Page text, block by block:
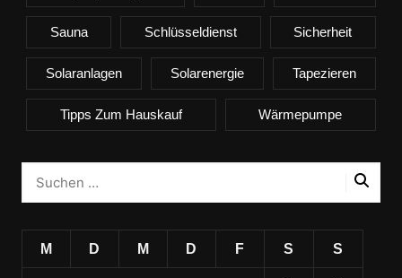
Sauna Schlüsseldienst Sicherheit
Solaranlagen Solarenergie Tapezieren
Tipps Zum Hauskauf Wärmepumpe
M D M D F S S